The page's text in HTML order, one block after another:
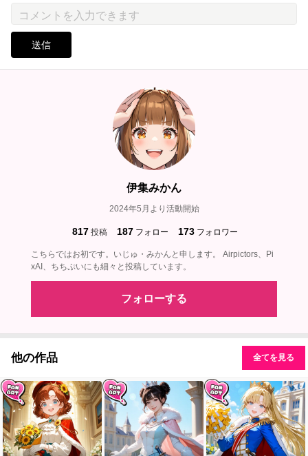
送信
伊集みかん
2024年5月より活動開始
817 投稿 187 フォロー 173 フォロワー
こちらではお初です。いじゅ・みかんと申します。 Airpictors、Pi
xAI、ちちぷいにも細々と投稿しています。
フォローする
他の作品 全てを見る